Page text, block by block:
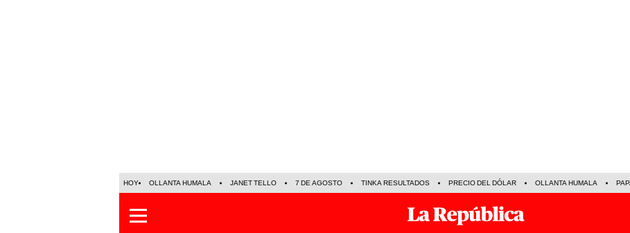
HOY OLLANTA HUMALA JANET TELLO 7 DE AGOSTO TINKA RESULTADOS PRECIO DEL DÓLAR OLLANTA HUMALA